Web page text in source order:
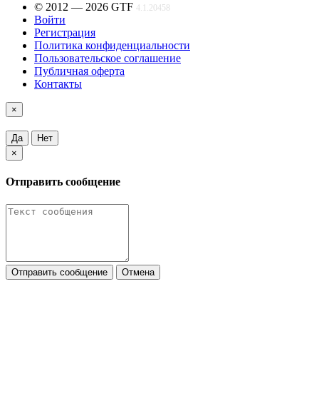
© 2012 — 2026 GTF 4.1.20458
Войти
Регистрация
Политика конфиденциальности
Пользовательское соглашение
Публичная оферта
Контакты
×
Да
Нет
×
Отправить сообщение
Отправить сообщение Отмена